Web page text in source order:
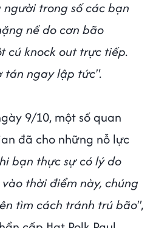
người trong số các bạn
nề do cơn bão
cú knock out trực tiếp.
tán ngay lập tức".
9/10, một số quan
đã cho những nỗ lực
bạn thực sự có lý do
thời điểm này, chúng
tìm cách tránh trú bão",